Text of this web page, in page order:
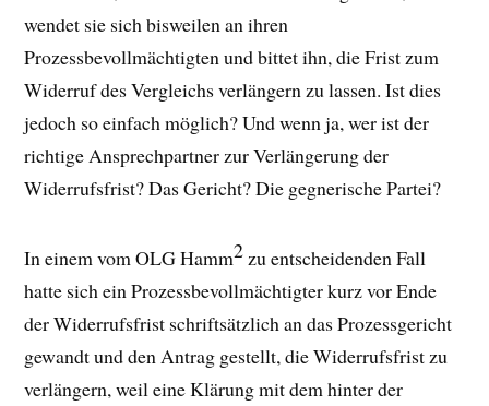
wendet sie sich bisweilen an ihren
Prozessbevollmächtigten und bittet ihn, die Frist zum
Widerruf des Vergleichs verlängern zu lassen. Ist dies
jedoch so einfach möglich? Und wenn ja, wer ist der
richtige Ansprechpartner zur Verlängerung der
Widerrufsfrist? Das Gericht? Die gegnerische Partei?
In einem vom OLG Hamm2 zu entscheidenden Fall
hatte sich ein Prozessbevollmächtigter kurz vor Ende
der Widerrufsfrist schriftsätzlich an das Prozessgericht
gewandt und den Antrag gestellt, die Widerrufsfrist zu
verlängern, weil eine Klärung mit dem hinter der